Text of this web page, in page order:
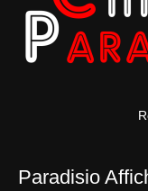
Paradisio